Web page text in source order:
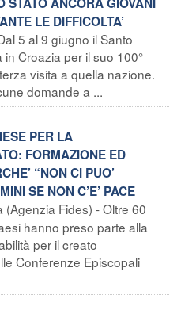
LE DIFFICOLTA’
5 al 9 giugno il Santo
Croazia per il suo 100°
visita a quella nazione.
domande a ...
PER LA
FORMAZIONE ED
“NON CI PUO’
SE NON C’E’ PACE
(Agenzia Fides) - Oltre 60
hanno preso parte alla
per il creato
Conferenze Episcopali